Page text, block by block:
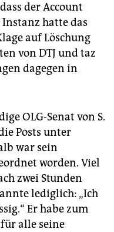
der Account
Instanz hatte das
auf Löschung
von DTJ und taz
dagegen in
OLG-Senat von S.
Posts unter
war sein
worden. Viel
zwei Stunden
lediglich: „Ich
Er habe zum
alle seine